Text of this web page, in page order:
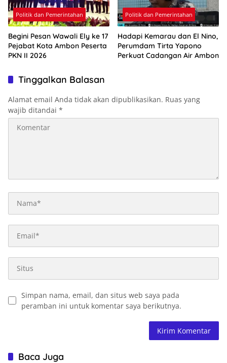
Politik dan Pemerintahan
Begini Pesan Wawali Ely ke 17
Pejabat Kota Ambon Peserta
PKN II 2026
Politik dan Pemerintahan
Hadapi Kemarau dan El Nino,
Perumdam Tirta Yapono
Perkuat Cadangan Air Ambon
Tinggalkan Balasan
Alamat email Anda tidak akan dipublikasikan. Ruas yang
wajib ditandai *
Simpan nama, email, dan situs web saya pada
peramban ini untuk komentar saya berikutnya.
Baca Juga